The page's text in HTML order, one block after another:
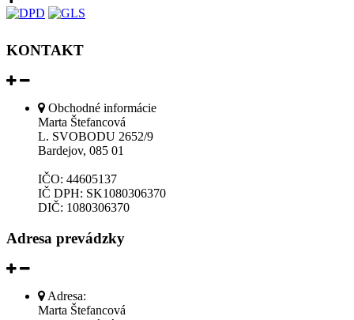
KONTAKT
Obchodné informácie
Marta Štefancová
L. SVOBODU 2652/9
Bardejov, 085 01
IČO: 44605137
IČ DPH: SK1080306370
DIČ: 1080306370
Adresa prevádzky
Adresa:
Marta Štefancová